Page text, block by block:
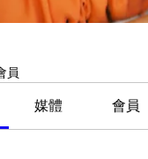
員
媒體 會員